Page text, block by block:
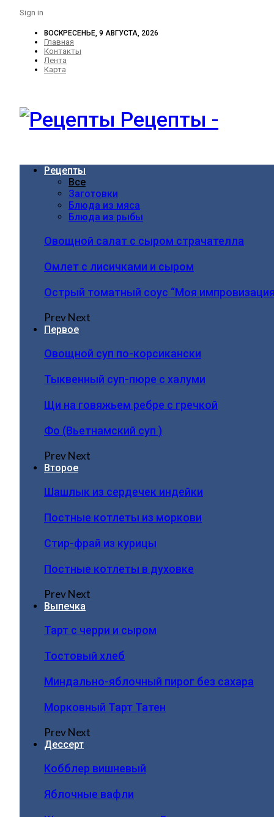
Sign in
ВОСКРЕСЕНЬЕ, 9 АВГУСТА, 2026
Главная
Контакты
Лента
Карта
Рецепты -
Рецепты
Все
Заготовки
Блюда из мяса
Блюда из рыбы
Овощной салат с сыром страчателла
Омлет с лисичками и сыром
Острый томатный соус “Моя
PrevNext
Первое
Овощной суп по-корсикански
Тыквенный суп-пюре с халуми
Щи на говяжьем ребре с гречкой
Фо (Вьетнамский суп )
PrevNext
Второе
Шашлык из сердечек индейки
Постные котлеты из моркови
Стир-фрай из курицы
Постные котлеты в духовке
PrevNext
Выпечка
Тарт с черри и сыром
Тостовый хлеб
Миндально-яблочный пирог без сахара
Морковный Тарт Татен
PrevNext
Дессерт
Кобблер вишневый
Яблочные вафли